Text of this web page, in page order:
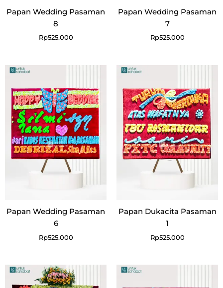
Papan Wedding Pasaman
8
Rp525.000
Papan Wedding Pasaman
7
Rp525.000
Papan Wedding Pasaman
6
Rp525.000
Papan Dukacita Pasaman
1
Rp525.000